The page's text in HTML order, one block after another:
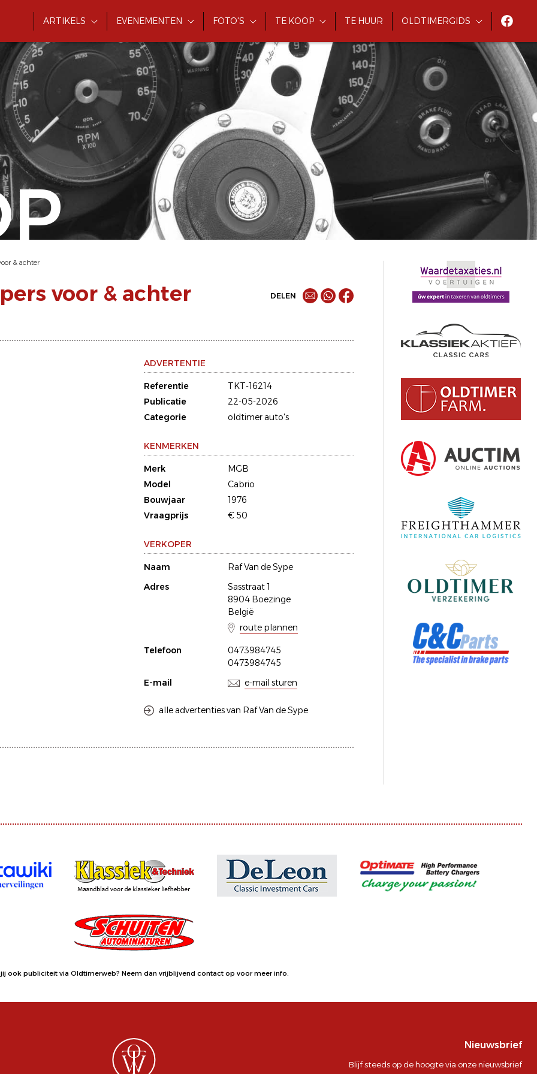
ARTIKELS EVENEMENTEN FOTO'S TE KOOP TE HUUR OLDTIMERGIDS
& achter
voor & achter DELEN
ADVERTENTIE
Referentie
TKT-16214
Publicatie
22-05-2026
Categorie
oldtimer auto's
KENMERKEN
Merk
MGB
Model
Cabrio
Bouwjaar
1976
Vraagprijs
€ 50
VERKOPER
Naam
Raf Van de Sype
Adres
Sasstraat 1
8904 Boezinge
België
route plannen
Telefoon
0473984745
0473984745
E-mail
e-mail sturen
alle advertenties van Raf Van de Sype
jij ook publiciteit via Oldtimerweb? Neem dan vrijblijvend contact op voor meer info.
Nieuwsbrief
Blijf steeds op de hoogte via onze nieuwsbrief